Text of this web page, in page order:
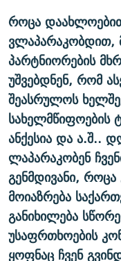
როცა
ვლაპარაკობდით,
პარტნიორების
უშვებდნენ, რომ
შეასრულოს
სახელმწიფოების
ანქესია და ა.შ..
ლაპარაკობენ
გენმდივანი,
მოიაზრება
განიხილება
უსაფრთხოების
ყოფნაც ჩვენ